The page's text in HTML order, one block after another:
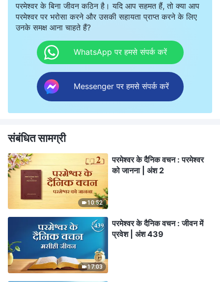
परमेश्वर के बिना जीवन कठिन है। यदि आप सहमत हैं, तो क्या आप
परमेश्वर पर भरोसा करने और उसकी सहायता प्राप्त करने के लिए
उनके समक्ष आना चाहते हैं?
WhatsApp पर हमसे संपर्क करें
Messenger पर हमसे संपर्क करें
संबंधित सामग्री
10:52
परमेश्वर के दैनिक वचन : परमेश्वर
को जानना | अंश 2
17:03
परमेश्वर के दैनिक वचन : जीवन में
प्रवेश | अंश 439